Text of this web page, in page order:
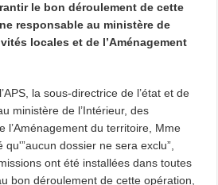
le bon déroulement de cette
responsable au ministère de
locales et de l’Aménagement
la sous-directrice de l’état et de
ministère de l’Intérieur, des
l’Aménagement du territoire, Mme
dossier ne sera exclu”,
ont été installées dans toutes
bon déroulement de cette opération,